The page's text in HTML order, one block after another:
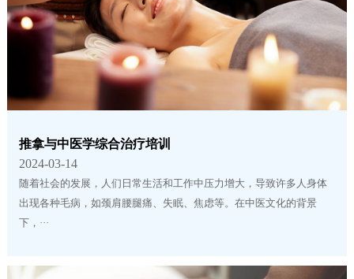
推拿与中医学综合治疗培训
2024-03-14
随着社会的发展，人们日常生活和工作中压力增大，导致许多人身体
出现各种毛病，如颈肩腰腿痛、失眠、焦虑等。在中医文化的背景
下，···